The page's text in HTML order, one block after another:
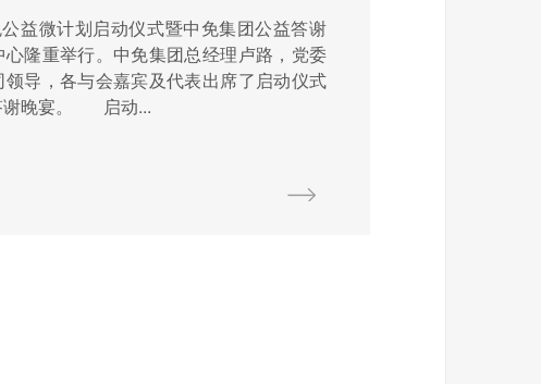
益微计划启动仪式暨中免集团公益答谢
隆重举行。中免集团总经理卢路，党委
导，各与会嘉宾及代表出席了启动仪式
谢晚宴。 启动...